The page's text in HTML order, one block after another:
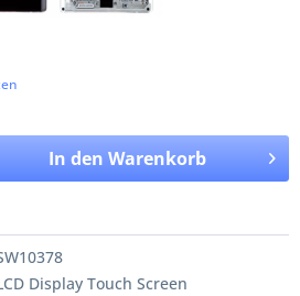
In den Warenkorb
Display Touch Screen